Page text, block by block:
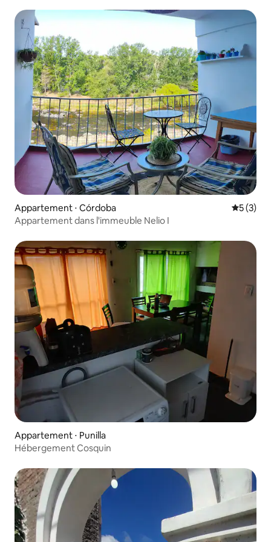
Appartement ⋅ Córdoba
5 (3)
Appartement dans l'immeuble Nelio I
Appartement ⋅ Punilla
Hébergement Cosquin